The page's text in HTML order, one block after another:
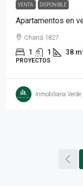
VENTA DISPONIBLE
Apartamentos en
Chaná 1827
1 1 38
PROYECTOS
Inmobiliaria Verde